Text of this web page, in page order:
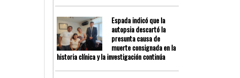
Espada indicó que la
autopsia descartó la
presunta causa de
muerte consignada en la
historia clínica y la investigación continúa